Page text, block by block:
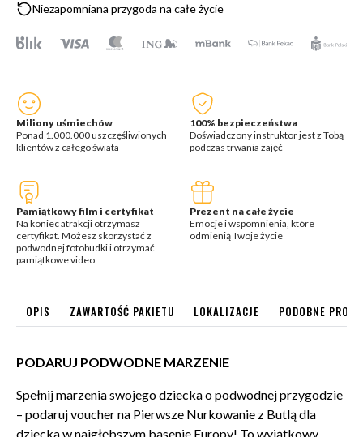
Niezapomniana przygoda na całe życie
Miliony uśmiechów
Ponad 1.000.000 uszczęśliwionych
klientów z całego świata
100% bezpieczeństwa
Doświadczony instruktor jest z Tobą
podczas trwania zajęć
Pamiątkowy film i certyfikat
Na koniec atrakcji otrzymasz
certyfikat. Możesz skorzystać z
podwodnej fotobudki i otrzymać
pamiątkowe video
Prezent na całe życie
Emocje i wspomnienia, które
odmienią Twoje życie
OPIS ZAWARTOŚĆ PAKIETU LOKALIZACJE PODOBNE
PODARUJ PODWODNE MARZENIE
Spełnij marzenia swojego dziecka o podwodnej przygodzie
– podaruj voucher na Pierwsze Nurkowanie z Butlą dla
dziecka w najgłębszym basenie Europy! To wyjątkowy